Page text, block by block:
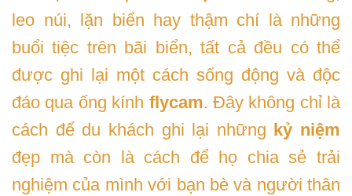
leo núi, lặn biển hay thậm chí là những
buổi tiệc trên bãi biển, tất cả đều có thể
được ghi lại một cách sống động và độc
đáo qua ống kính flycam. Đây không chỉ là
cách để du khách ghi lại những kỷ niệm
đẹp mà còn là cách để họ chia sẻ trải
nghiệm của mình với bạn bè và người thân